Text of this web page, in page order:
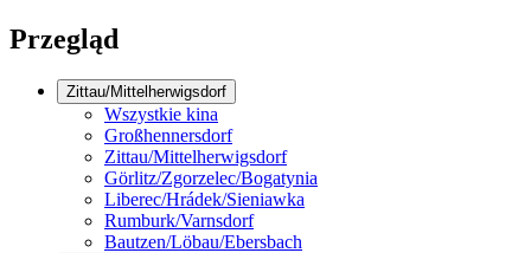
Przegląd
Zittau/Mittelherwigsdorf
Wszystkie kina
Großhennersdorf
Zittau/Mittelherwigsdorf
Görlitz/Zgorzelec/Bogatynia
Liberec/Hrádek/Sieniawka
Rumburk/Varnsdorf
Bautzen/Löbau/Ebersbach